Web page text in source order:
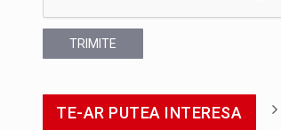
TRIMITE
TE-AR PUTEA INTERESA